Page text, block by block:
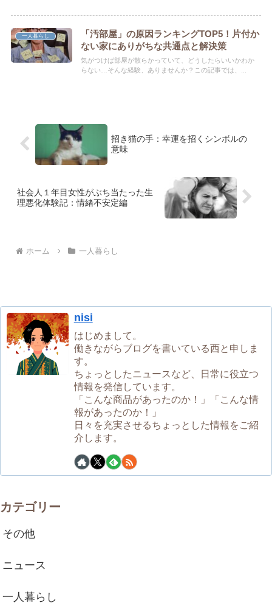
一人暮らし
「汚部屋」の原因ランキングTOP5！片付か
ない家にありがちな共通点と解決策
気がつけば部屋が散らかっていて、どうしたらいいかわか
らない…そんな経験、ありませんか？この記事では、...
招き猫の手：幸運を招くシンボルの
意味
社会人１年目女性がぶち当たった生
理悪化体験記：情緒不安定編
ホーム 一人暮らし
nisi
はじめまして。
働きながらブログを書いている西と申しま
す。
ちょっとしたニュースなど、日常に役立つ
情報を発信しています。
「こんな商品があったのか！」「こんな情
報があったのか！」
日々を充実させるちょっとした情報をご紹
介します。
カテゴリー
その他
ニュース
一人暮らし